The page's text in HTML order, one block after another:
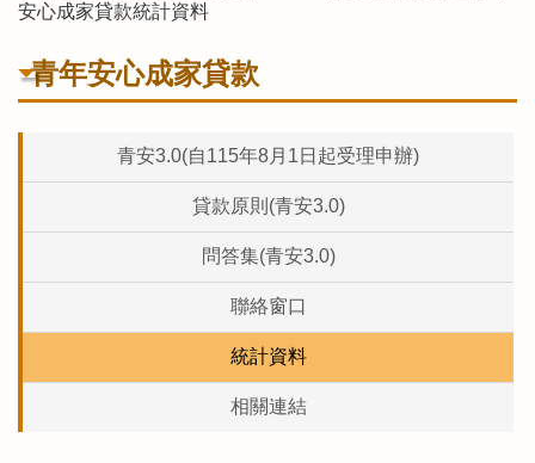
安心成家貸款統計資料
青年安心成家貸款
青安3.0(自115年8月1日起受理申辦)
貸款原則(青安3.0)
問答集(青安3.0)
聯絡窗口
統計資料
相關連結